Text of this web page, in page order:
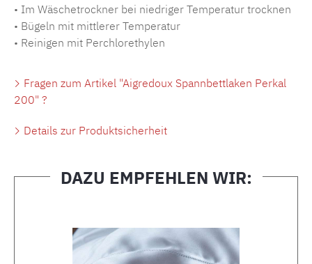
• Im Wäschetrockner bei niedriger Temperatur trocknen
• Bügeln mit mittlerer Temperatur
• Reinigen mit Perchlorethylen
Fragen zum Artikel "Aigredoux Spannbettlaken Perkal
200" ?
Details zur Produktsicherheit
DAZU EMPFEHLEN WIR: